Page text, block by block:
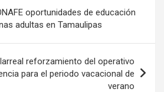
oportunidades de educación
adultas en Tamaulipas
reforzamiento del operativo
para el periodo vacacional de
verano